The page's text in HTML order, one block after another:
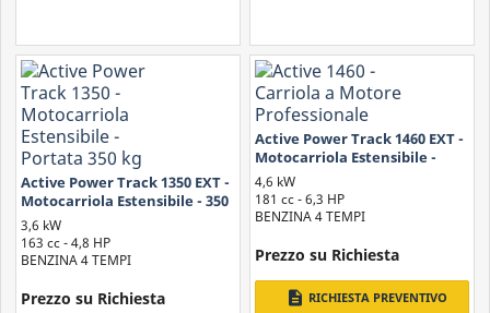
Active Power Track 1350 EXT -
Motocarriola Estensibile - 350
kg motore Honda
3,6 kW
163 cc - 4,8 HP
BENZINA 4 TEMPI
Prezzo su Richiesta
Active Power Track 1460 EXT -
Motocarriola Estensibile -
Portata 450 Kg
4,6 kW
181 cc - 6,3 HP
BENZINA 4 TEMPI
Prezzo su Richiesta
description RICHIESTA PREVENTIVO